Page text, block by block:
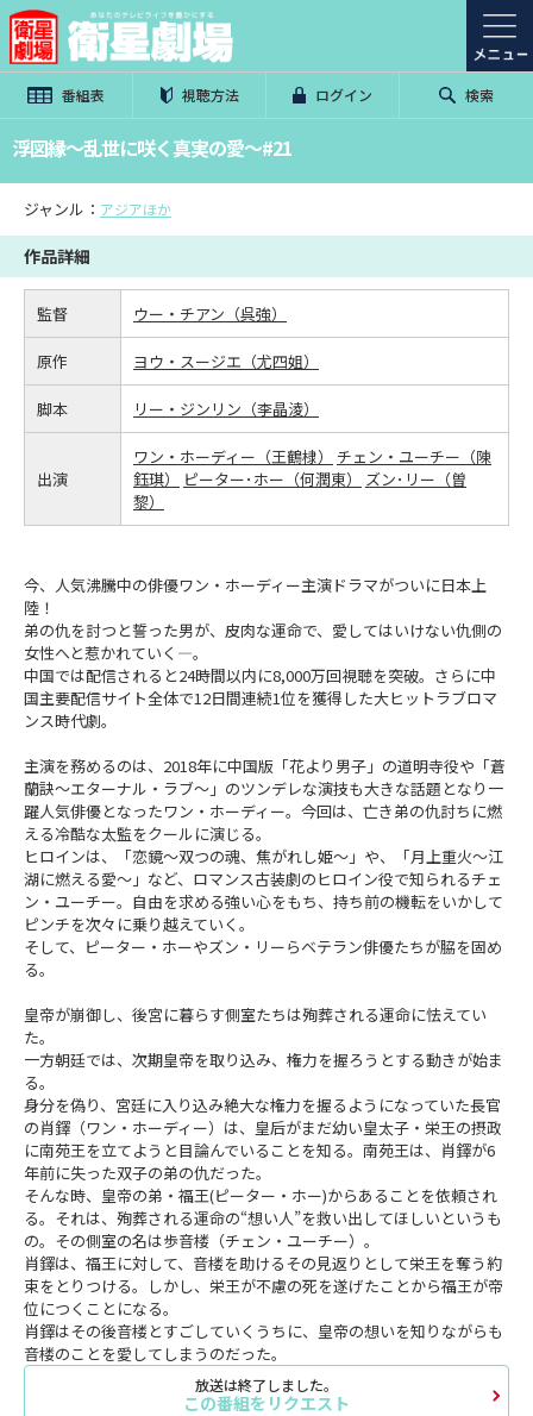
番組表 視聴方法 ログイン 検索
浮図縁～乱世に咲く真実の愛～#21
ジャンル： アジアほか
作品詳細
監督 ウー・チアン（呉強）
原作 ヨウ・スージエ（尤四姐）
脚本 リー・ジンリン（李晶淩）
出演
ワン・ホーディー（王鶴棣）
チェン・ユーチー（陳
鈺琪）
ピーター･ホー（何潤東）
ズン･リー（曽
黎）
今、人気沸騰中の俳優ワン・ホーディー主演ドラマがついに日本上
陸！
弟の仇を討つと誓った男が、皮肉な運命で、愛してはいけない仇側の
女性へと惹かれていく―。
中国では配信されると24時間以内に8,000万回視聴を突破。さらに中
国主要配信サイト全体で12日間連続1位を獲得した大ヒットラブロマ
ンス時代劇。
主演を務めるのは、2018年に中国版「花より男子」の道明寺役や「蒼
蘭訣～エターナル・ラブ～」のツンデレな演技も大きな話題となり一
躍人気俳優となったワン・ホーディー。今回は、亡き弟の仇討ちに燃
える冷酷な太監をクールに演じる。
ヒロインは、「恋鏡～双つの魂、焦がれし姫～」や、「月上重火～江
湖に燃える愛～」など、ロマンス古装劇のヒロイン役で知られるチェ
ン・ユーチー。自由を求める強い心をもち、持ち前の機転をいかして
ピンチを次々に乗り越えていく。
そして、ピーター・ホーやズン・リーらベテラン俳優たちが脇を固め
る。
皇帝が崩御し、後宮に暮らす側室たちは殉葬される運命に怯えてい
た。
一方朝廷では、次期皇帝を取り込み、権力を握ろうとする動きが始ま
る。
身分を偽り、宮廷に入り込み絶大な権力を握るようになっていた長官
の肖鐸（ワン・ホーディー）は、皇后がまだ幼い皇太子・栄王の摂政
に南苑王を立てようと目論んでいることを知る。南苑王は、肖鐸が6
年前に失った双子の弟の仇だった。
そんな時、皇帝の弟・福王(ピーター・ホー)からあることを依頼され
る。それは、殉葬される運命の“想い人”を救い出してほしいというも
の。その側室の名は歩音楼（チェン・ユーチー）。
肖鐸は、福王に対して、音楼を助けるその見返りとして栄王を奪う約
束をとりつける。しかし、栄王が不慮の死を遂げたことから福王が帝
位につくことになる。
肖鐸はその後音楼とすごしていくうちに、皇帝の想いを知りながらも
音楼のことを愛してしまうのだった。
放送は終了しました。
この番組をリクエスト